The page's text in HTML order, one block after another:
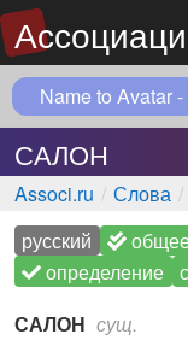
Name to Avatar
САЛОН
Associ.ru Слова
русский
определение
САЛОН сущ.